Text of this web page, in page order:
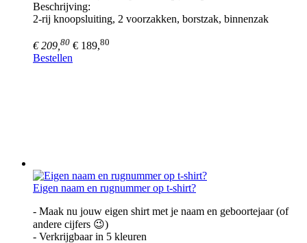
Beschrijving:
2-rij knoopsluiting, 2 voorzakken, borstzak, binnenzak
€ 209, 80 € 189,80
Bestellen
Eigen naam en rugnummer op t-shirt?
- Maak nu jouw eigen shirt met je naam en geboortejaar (of
andere cijfers 😉)
- Verkrijgbaar in 5 kleuren